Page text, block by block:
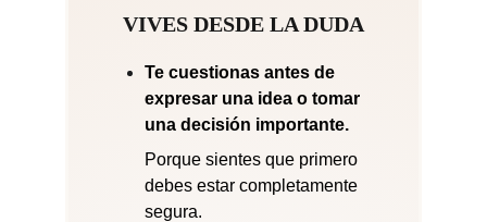
VIVES DESDE LA DUDA
Te cuestionas antes de
expresar una idea o tomar
una decisión importante.
Porque sientes que primero
debes estar completamente
segura.